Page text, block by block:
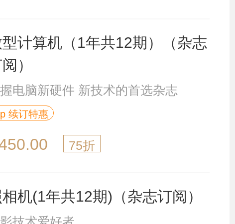
计算机（1年共12期）（杂志
）
电脑新硬件 新技术的首选杂志
续订特惠
75折
机(1年共12期)（杂志订阅）